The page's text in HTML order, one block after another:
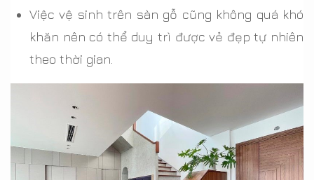
Việc vệ sinh trên sàn gỗ cũng không quá khó
khăn nên có thể duy trì được vẻ đẹp tự nhiên
theo thời gian.